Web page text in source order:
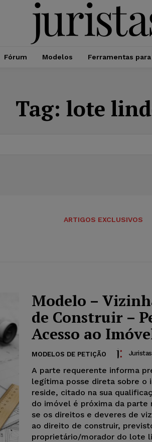
Fórum Modelos Ferramentas para
Tag: lote
ARTIGOS EXCLUSIVOS
Modelo –
de Construir –
Acesso ao
MODELOS DE PETIÇÃO Juristas
A parte requerente informa
legítima posse direta sobre o
reside, citado na sua
do imóvel é próxima da
se os direitos e deveres de
ao direito de construir,
proprietário/morador do lote